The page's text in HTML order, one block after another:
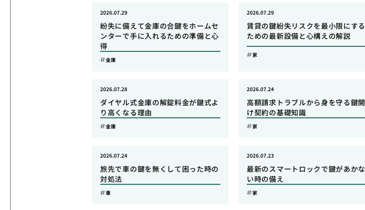
紛失に備えて金庫の合鍵をホームセ
ンターで手に入れるための準備と心
得
2026.07.29
金庫
賃貸の鍵紛失リスクを最小限にする
ための最新設備と心構えの解説
2026.07.29
家
ダイヤル式金庫の解錠料金が鍵式よ
り高くなる理由
2026.07.28
金庫
高額請求トラブルから身を守る鍵開
け契約の基礎知識
2026.07.24
家
旅先で車の鍵を無くして困った時の
対処法
2026.07.24
車
最新のスマートロックで鍵があかな
い時の備え
2026.07.23
家